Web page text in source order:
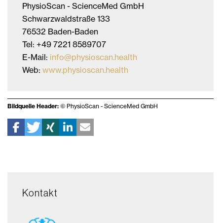
PhysioScan - ScienceMed GmbH
Schwarzwaldstraße 133
76532 Baden-Baden
Tel: ‍+49 7221 8589707
E-Mail: info@physioscan.health
Web: www.physioscan.health
Bildquelle Header: ©️ PhysioScan - ScienceMed GmbH
Kontakt